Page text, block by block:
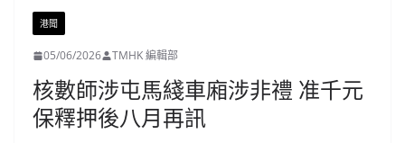
港聞
05/06/2026 TMHK 編輯部
核數師涉屯馬綫車廂涉非禮 准千元
保釋押後八月再訊